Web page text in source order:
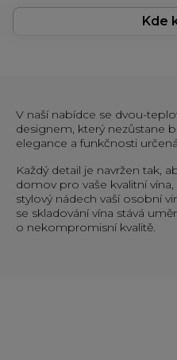
Kde
V naší nabídce se dvou-
designem, který nezůstane
elegance a funkčnosti
Každý detail je navržen tak,
domov pro vaše kvalitní
stylový nádech vaší osobní
se skladování vína stává
o nekompromisní kvalitě.